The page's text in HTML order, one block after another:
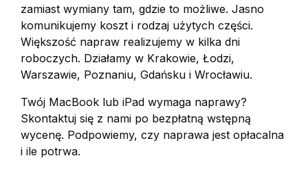
zamiast wymiany tam, gdzie to możliwe. Jasno
komunikujemy koszt i rodzaj użytych części.
Większość napraw realizujemy w kilka dni
roboczych. Działamy w Krakowie, Łodzi,
Warszawie, Poznaniu, Gdańsku i Wrocławiu.
Twój MacBook lub iPad wymaga naprawy?
Skontaktuj się z nami po bezpłatną wstępną
wycenę. Podpowiemy, czy naprawa jest opłacalna
i ile potrwa.